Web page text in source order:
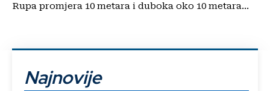
Rupa promjera 10 metara i duboka oko 10 metara...
Najnovije